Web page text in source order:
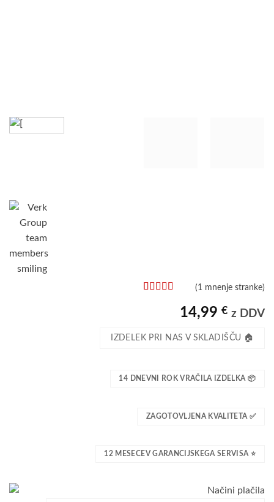
stranke
(1 mnenje stranke)
14,99 € z DDV
IZDELEK PRI NAS V SKLADIŠČU 🏠
14 DNEVNI ROK VRAČILA IZDELKA 📦
ZAGOTOVLJENA KVALITETA ✅
12 MESECEV GARANCIJSKEGA SERVISA ⭐